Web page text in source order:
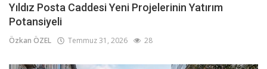
Yıldız Posta Caddesi Yeni Projelerinin Yatırım
Potansiyeli
Özkan ÖZEL Temmuz 31, 2026 28